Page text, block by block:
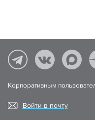
Корпоративным
Войти в почту